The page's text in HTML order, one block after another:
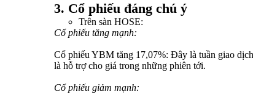
3. Cổ phiếu đáng chú ý
Trên sàn HOSE:
Cổ phiếu tăng mạnh:
Cổ phiếu YBM tăng 17,07%: Đây là tuần giao
là hỗ trợ cho giá trong những phiên tới.
Cổ phiếu giảm mạnh: